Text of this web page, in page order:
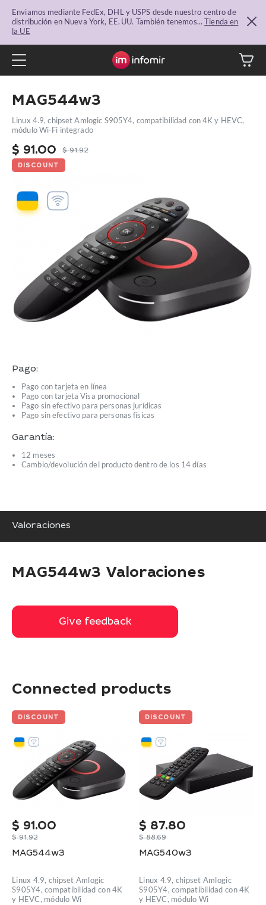
Enviamos mediante FedEx, DHL y USPS desde nuestro centro de
distribución en Nueva York, EE. UU. También tenemos...Tienda en
la UE
MAG544w3
Linux 4.9, chipset Amlogic S905Y4, compatibilidad con 4K y HEVC,
módulo Wi-Fi integrado
$ 91.00 $91.92
DISCOUNT
Pago:
Pago con tarjeta en línea
Pago con tarjeta Visa promocional
Pago sin efectivo para personas jurídicas
Pago sin efectivo para personas físicas
Garantía:
12 meses
Cambio/devolución del producto dentro de los 14 días
Valoraciones
MAG544w3 Valoraciones
Give feedback
Give feedback
Connected products
DISCOUNT
$ 91.00
$91.92
MAG544w3
Linux 4.9, chipset Amlogic
S905Y4, compatibilidad con 4K
y HEVC, módulo Wi
DISCOUNT
$ 87.80
$88.69
MAG540w3
Linux 4.9, chipset Amlogic
S905Y4, compatibilidad con 4K
y HEVC, módulo Wi